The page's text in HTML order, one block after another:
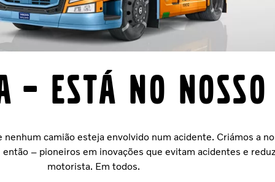
– ESTÁ NO
camião esteja envolvido num acidente. Criámos a
– pioneiros em inovações que evitam acidentes e
motorista. Em todos.